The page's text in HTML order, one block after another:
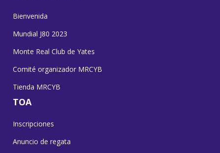
Bienvenida
Mundial J80 2023
Monte Real Club de Yates
Comité organizador MRCYB
Tienda MRCYB
TOA
Inscripciones
Anuncio de regata